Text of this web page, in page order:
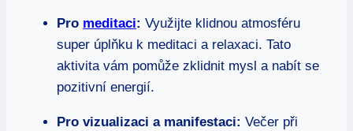
Pro meditaci: Využijte klidnou atmosféru
super úplňku k meditaci a relaxaci. Tato
aktivita vám pomůže zklidnit mysl a nabít se
pozitivní energií.
Pro vizualizaci a manifestaci: Večer při